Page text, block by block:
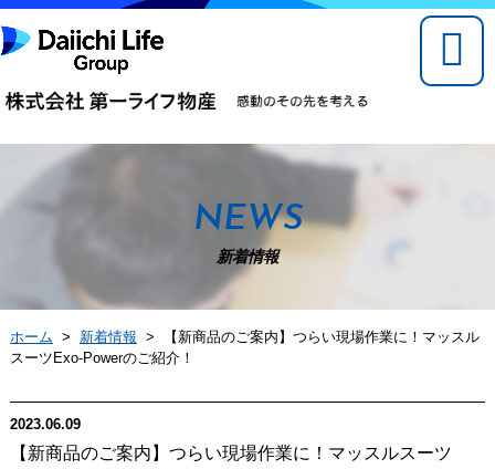
NEWS
新着情報
ホーム > 新着情報 > 【新商品のご案内】つらい現場作業に！マッスル
スーツExo-Powerのご紹介！
2023.06.09
【新商品のご案内】つらい現場作業に！マッスルスーツ